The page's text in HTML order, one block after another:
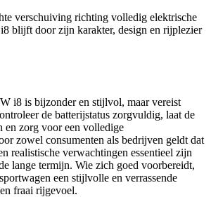
verschuiving richting volledig elektrische
blijft door zijn karakter, design en rijplezier
i8 is bijzonder en stijlvol, maar vereist
de batterijstatus zorgvuldig, laat de
en zorg voor een volledige
zowel consumenten als bedrijven geldt dat
realistische verwachtingen essentieel zijn
lange termijn. Wie zich goed voorbereidt,
een stijlvolle en verrassende
fraai rijgevoel.